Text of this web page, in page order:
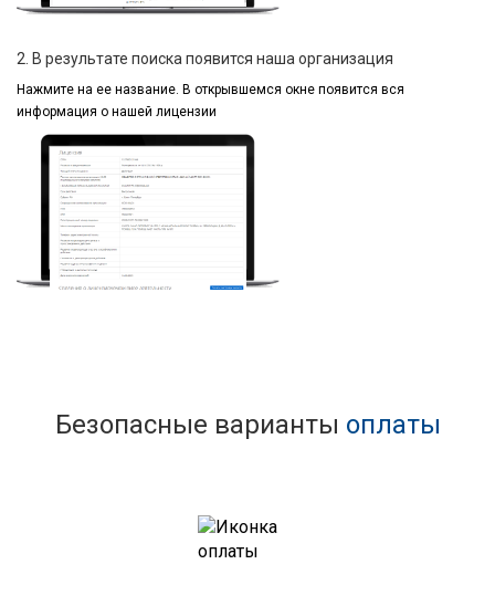
2. В результате поиска появится наша организация
Нажмите на ее название. В открывшемся окне появится вся
информация о нашей лицензии
Безопасные варианты оплаты